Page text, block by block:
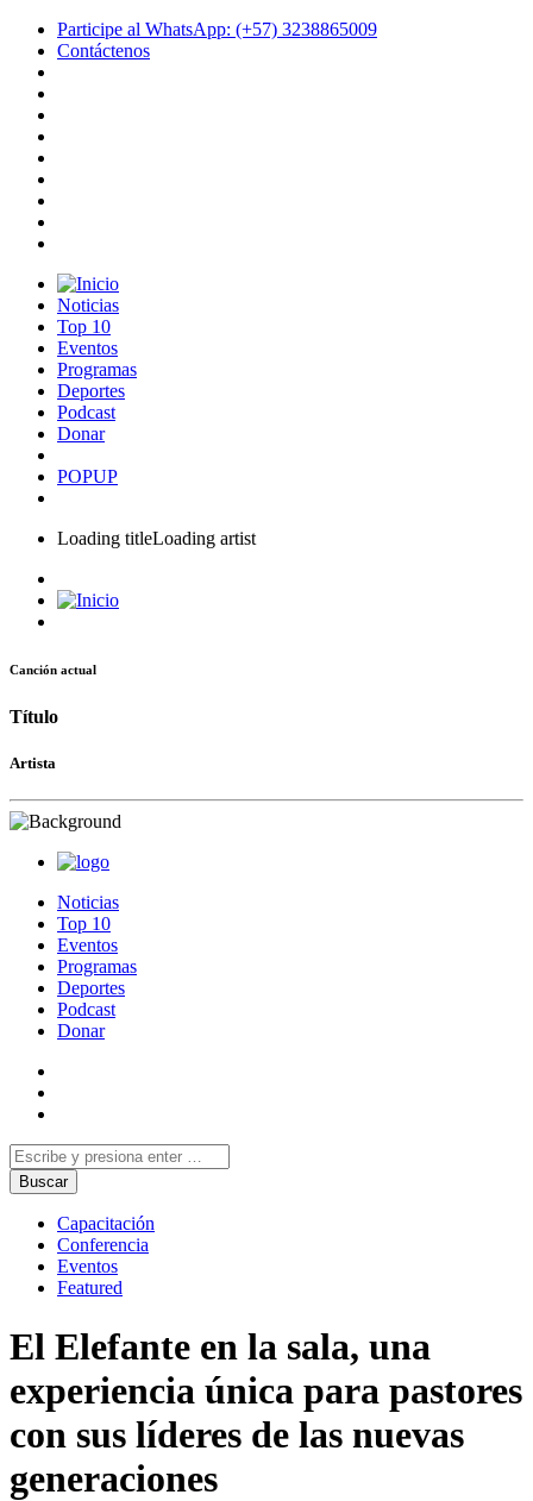
Participe al WhatsApp: (+57) 3238865009
Contáctenos
Noticias
Top 10
Eventos
Programas
Deportes
Podcast
Donar
POPUP
Loading titleLoading artist
Canción actual
Título
Artista
Noticias
Top 10
Eventos
Programas
Deportes
Podcast
Donar
Capacitación
Conferencia
Eventos
Featured
El Elefante en la sala, una
experiencia única para pastores
con sus líderes de las nuevas
generaciones